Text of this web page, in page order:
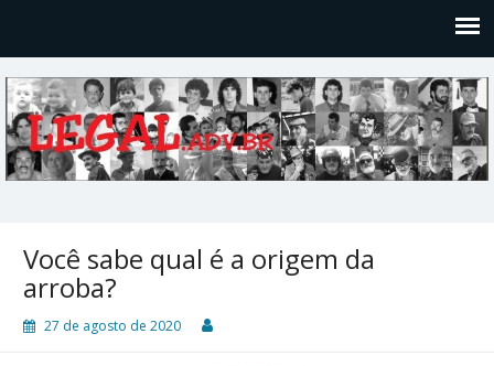
Você sabe qual é a origem da
arroba?
27 de agosto de 2020